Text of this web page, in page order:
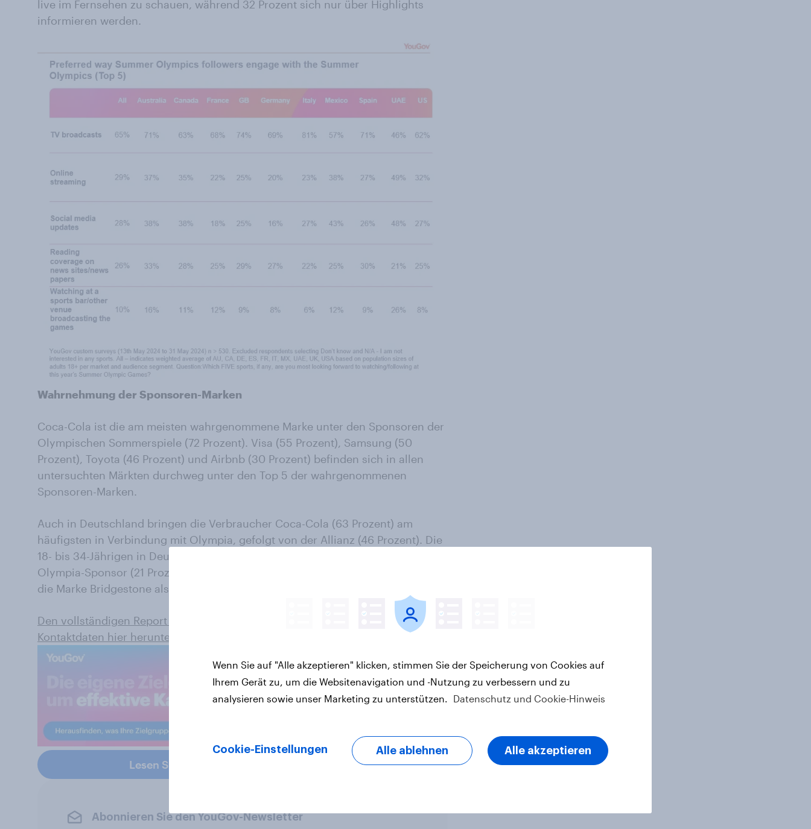
live im Fernsehen zu schauen, während 32 Prozent sich nur über Highlights
informieren werden.
Wahrnehmung der Sponsoren-Marken
Coca-Cola ist die am meisten wahrgenommene Marke unter den Sponsoren der
Olympischen Sommerspiele (72 Prozent). Visa (55 Prozent), Samsung (50
Prozent), Toyota (46 Prozent) und Airbnb (30 Prozent) befinden sich in allen
untersuchten Märkten durchweg unter den Top 5 der wahrgenommenen
Sponsoren-Marken.
Auch in Deutschland bringen die Verbraucher Coca-Cola (63 Prozent) am
häufigsten in Verbindung mit Olympia, gefolgt von der Allianz (46 Prozent). Die
18- bis 34-Jährigen in Deutschland nehmen im Vergleich häufiger P&G als
Olympia-Sponsor (21 Prozent) wahr, unter Verbrauchern ab 35 Jahren wird eher
die Marke Bridgestone als Markensponsor erkannt (26 Prozent).
Den vollständigen Report in englischer Sprache können Sie unter Angabe Ihrer
Kontaktdaten hier herunterladen
Lesen Sie mehr über die Olympischen Spiele
Abonnieren Sie den YouGov-Newsletter
Wenn Sie auf "Alle akzeptieren" klicken, stimmen Sie der Speicherung von Cookies auf
Ihrem Gerät zu, um die Websitenavigation und -Nutzung zu verbessern und zu
analysieren sowie unser Marketing zu unterstützen. Datenschutz und Cookie-Hinweis
Cookie-Einstellungen Alle ablehnen Alle akzeptieren